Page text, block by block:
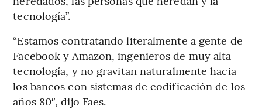
tecnología”.
“Estamos contratando literalmente a gente de
Facebook y Amazon, ingenieros de muy alta
tecnología, y no gravitan naturalmente hacia
los bancos con sistemas de codificación de los
años 80″, dijo Faes.